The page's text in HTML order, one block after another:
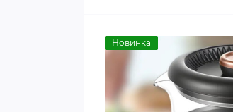
Новинка